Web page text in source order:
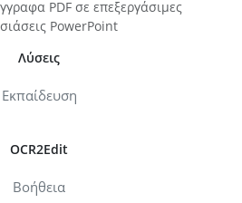
PDF σε επεξεργάσιμες
PowerPoint
Λύσεις
Εκπαίδευση
OCR2Edit
Βοήθεια